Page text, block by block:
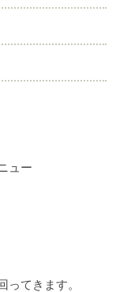
ュー
てきます。